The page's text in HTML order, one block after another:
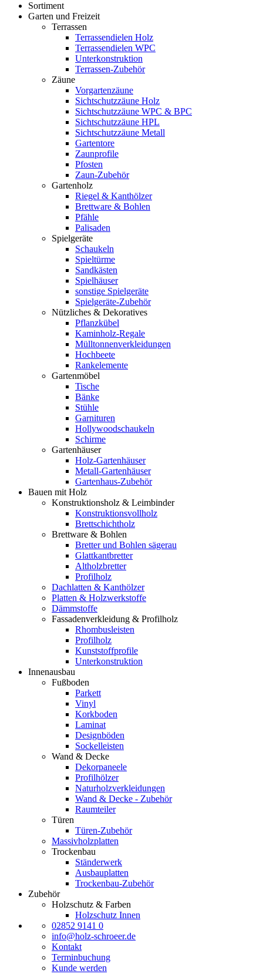
Sortiment
Garten und Freizeit
Terrassen
Terrassendielen Holz
Terrassendielen WPC
Unterkonstruktion
Terrassen-Zubehör
Zäune
Vorgartenzäune
Sichtschutzzäune Holz
Sichtschutzzäune WPC & BPC
Sichtschutzzäune HPL
Sichtschutzzäune Metall
Gartentore
Zaunprofile
Pfosten
Zaun-Zubehör
Gartenholz
Riegel & Kanthölzer
Brettware & Bohlen
Pfähle
Palisaden
Spielgeräte
Schaukeln
Spieltürme
Sandkästen
Spielhäuser
sonstige Spielgeräte
Spielgeräte-Zubehör
Nützliches & Dekoratives
Pflanzkübel
Kaminholz-Regale
Mülltonnenverkleidungen
Hochbeete
Rankelemente
Gartenmöbel
Tische
Bänke
Stühle
Garnituren
Hollywoodschaukeln
Schirme
Gartenhäuser
Holz-Gartenhäuser
Metall-Gartenhäuser
Gartenhaus-Zubehör
Bauen mit Holz
Konstruktionsholz & Leimbinder
Konstruktionsvollholz
Brettschichtholz
Brettware & Bohlen
Bretter und Bohlen sägerau
Glattkantbretter
Altholzbretter
Profilholz
Dachlatten & Kanthölzer
Platten & Holzwerkstoffe
Dämmstoffe
Fassadenverkleidung & Profilholz
Rhombusleisten
Profilholz
Kunststoffprofile
Unterkonstruktion
Innenausbau
Fußboden
Parkett
Vinyl
Korkboden
Laminat
Designböden
Sockelleisten
Wand & Decke
Dekorpaneele
Profilhölzer
Naturholzverkleidungen
Wand & Decke - Zubehör
Raumteiler
Türen
Türen-Zubehör
Massivholzplatten
Trockenbau
Ständerwerk
Ausbauplatten
Trockenbau-Zubehör
Zubehör
Holzschutz & Farben
Holzschutz Innen
02852 9141 0
info@holz-schroeer.de
Kontakt
Terminbuchung
Kunde werden